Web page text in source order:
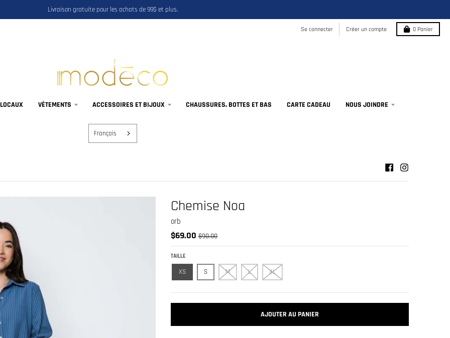
Livraison gratuite pour les achats de 99$ et plus.
Se connecter Créer un compte 0 Panier
VÊTEMENTS ACCESSOIRES ET BIJOUX CHAUSSURES, BOTTES ET BAS CARTE CADEAU NOUS JOINDRE
Français
Chemise Noa
orb
$69.00 $90.00
TAILLE
XS S M L XL
AJOUTER AU PANIER